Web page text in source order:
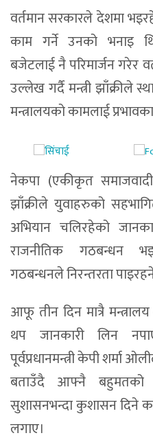
वर्तमान सरकारले देशमा
काम गर्ने उनको भनाइ
बजेटलाई नै परिमार्जन गरेर
उल्लेख गर्दै मन्त्री झाँक्रीले
मन्त्रालयको कामलाई
नेकपा (एकीकृत
झाँक्रीले युवाहरुको
अभियान चलिरहेको
राजनीतिक गठबन्धन
गठबन्धनले निरन्तरता
आफू तीन दिन मात्रै
थप जानकारी लिन
पूर्वप्रधानमन्त्री केपी शर्मा
बताउँदै आफ्नै
सुशासनभन्दा कुशासन दिने
लगाए।